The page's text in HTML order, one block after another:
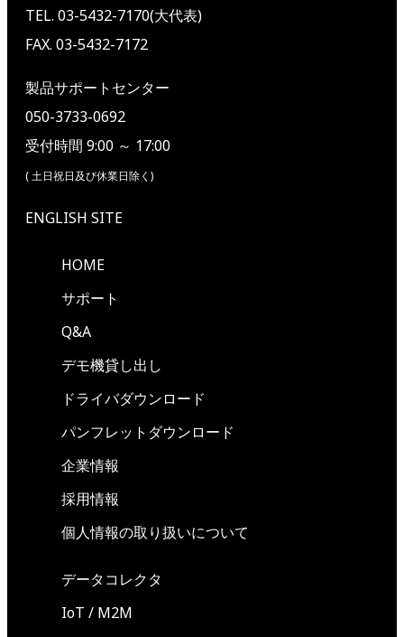
TEL. 03-5432-7170(大代表)
FAX. 03-5432-7172
製品サポートセンター
050-3733-0692
受付時間 9:00 ～ 17:00
( 土日祝日及び休業日除く)
ENGLISH SITE
HOME
サポート
Q&A
デモ機貸し出し
ドライバダウンロード
パンフレットダウンロード
企業情報
採用情報
個人情報の取り扱いについて
データコレクタ
IoT / M2M